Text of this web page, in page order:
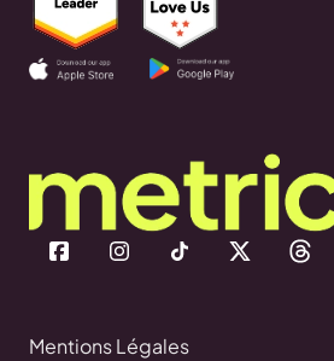
Mentions Légales